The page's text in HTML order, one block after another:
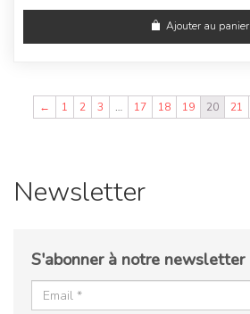
Ajouter au panier
← 1 2 3 … 17 18 19 20 21
Newsletter
S'abonner à notre newsletter